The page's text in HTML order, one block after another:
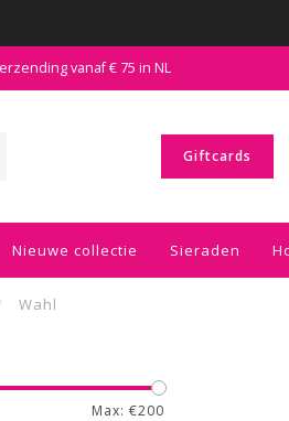
vanaf € 75 in NL
Giftcards
Nieuwe collectie Sieraden
Wahl
Max: €200